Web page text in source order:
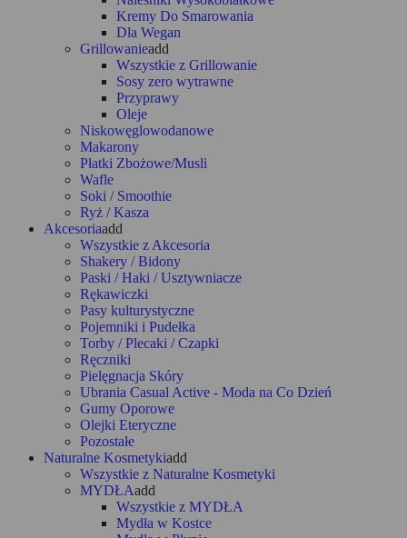
Kremy Do Smarowania
Dla Wegan
Grillowanieadd
Wszystkie z Grillowanie
Sosy zero wytrawne
Przyprawy
Oleje
Niskowęglowodanowe
Makarony
Płatki Zbożowe/Musli
Wafle
Soki / Smoothie
Ryż / Kasza
Akcesoriaadd
Wszystkie z Akcesoria
Shakery / Bidony
Paski / Haki / Usztywniacze
Rękawiczki
Pasy kulturystyczne
Pojemniki i Pudełka
Torby / Plecaki / Czapki
Ręczniki
Pielęgnacja Skóry
Ubrania Casual Active - Moda na Co Dzień
Gumy Oporowe
Olejki Eteryczne
Pozostałe
Naturalne Kosmetykiadd
Wszystkie z Naturalne Kosmetyki
MYDŁAadd
Wszystkie z MYDŁA
Mydła w Kostce